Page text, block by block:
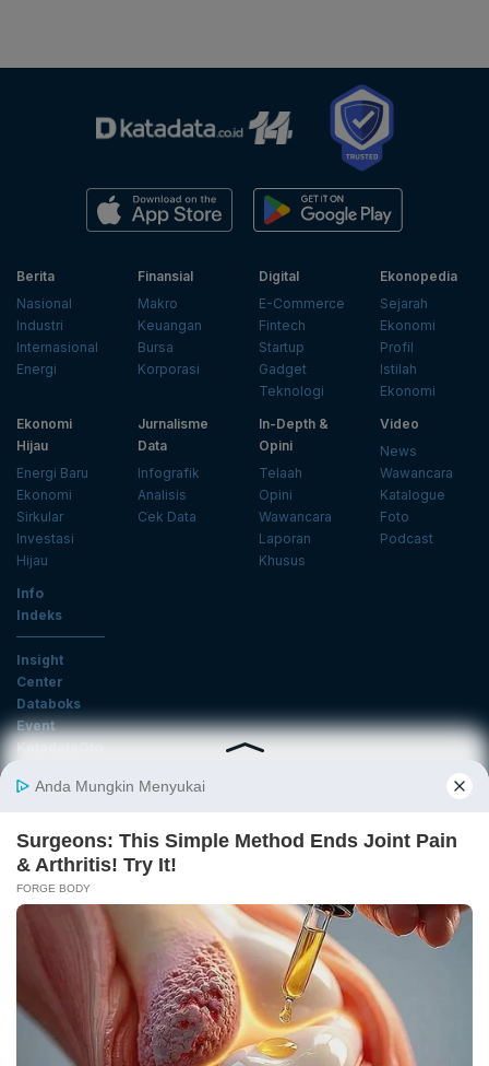
Berita
Nasional
Industri
Internasional
Energi
Finansial
Makro
Keuangan
Bursa
Korporasi
Digital
E-Commerce
Fintech
Startup
Gadget
Teknologi
Ekonopedia
Sejarah
Ekonomi
Profil
Istilah
Ekonomi
Ekonomi
Hijau
Energi Baru
Ekonomi
Sirkular
Investasi
Hijau
Jurnalisme
Data
Infografik
Analisis
Cek Data
In-Depth &
Opini
Telaah
Opini
Wawancara
Laporan
Khusus
Video
News
Wawancara
Katalogue
Foto
Podcast
Info
Indeks
Insight
Center
Databoks
Event
KatadataOto
Email
Tentang Katadata Advertising Karier
Pedoman Media Siber
Kebijakan Privasi
Disclaimer
Hubungi Kami
©2026 Katadata. Hak cipta dilindungi Undang-undang.